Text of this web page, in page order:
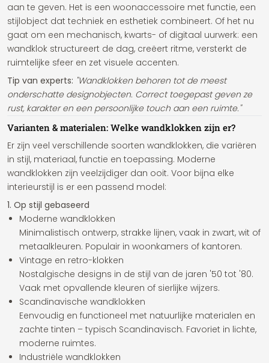
aan te geven. Het is een woonaccessoire met functie, een
stijlobject dat techniek en esthetiek combineert. Of het nu
gaat om een mechanisch, kwarts- of digitaal uurwerk: een
wandklok structureert de dag, creëert ritme, versterkt de
ruimtelijke sfeer en zet visuele accenten.
Tip van experts: "Wandklokken behoren tot de meest
onderschatte designobjecten. Correct toegepast geven ze
rust, karakter en een persoonlijke touch aan een ruimte."
Varianten & materialen: Welke wandklokken zijn er?
Er zijn veel verschillende soorten wandklokken, die variëren
in stijl, materiaal, functie en toepassing. Moderne
wandklokken zijn veelzijdiger dan ooit. Voor bijna elke
interieurstijl is er een passend model:
1. Op stijl gebaseerd
Moderne wandklokken
Minimalistisch ontwerp, strakke lijnen, vaak in zwart, wit of
metaalkleuren. Populair in woonkamers of kantoren.
Vintage en retro-klokken
Nostalgische designs in de stijl van de jaren '50 tot '80.
Vaak met opvallende kleuren of sierlijke wijzers.
Scandinavische wandklokken
Eenvoudig en functioneel met natuurlijke materialen en
zachte tinten – typisch Scandinavisch. Favoriet in lichte,
moderne ruimtes.
Industriële wandklokken